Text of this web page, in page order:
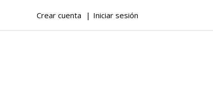
Crear cuenta Iniciar sesión